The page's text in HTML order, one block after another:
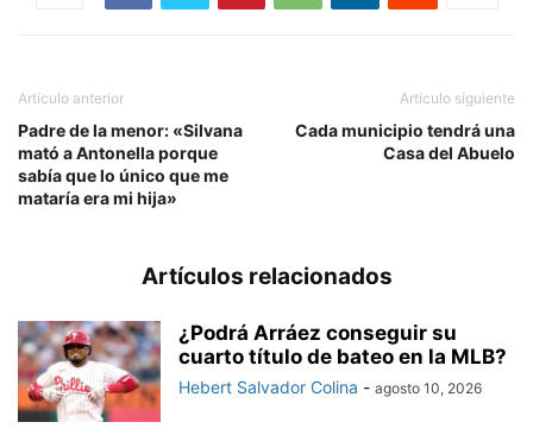
Artículo anterior
Padre de la menor: «Silvana
mató a Antonella porque
sabía que lo único que me
mataría era mi hija»
Artículo siguiente
Cada municipio tendrá una
Casa del Abuelo
Artículos relacionados
¿Podrá Arráez conseguir su
cuarto título de bateo en la MLB?
Hebert Salvador Colina - agosto 10, 2026